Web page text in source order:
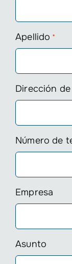
Apellido *
Dirección
Número de
Empresa
Asunto